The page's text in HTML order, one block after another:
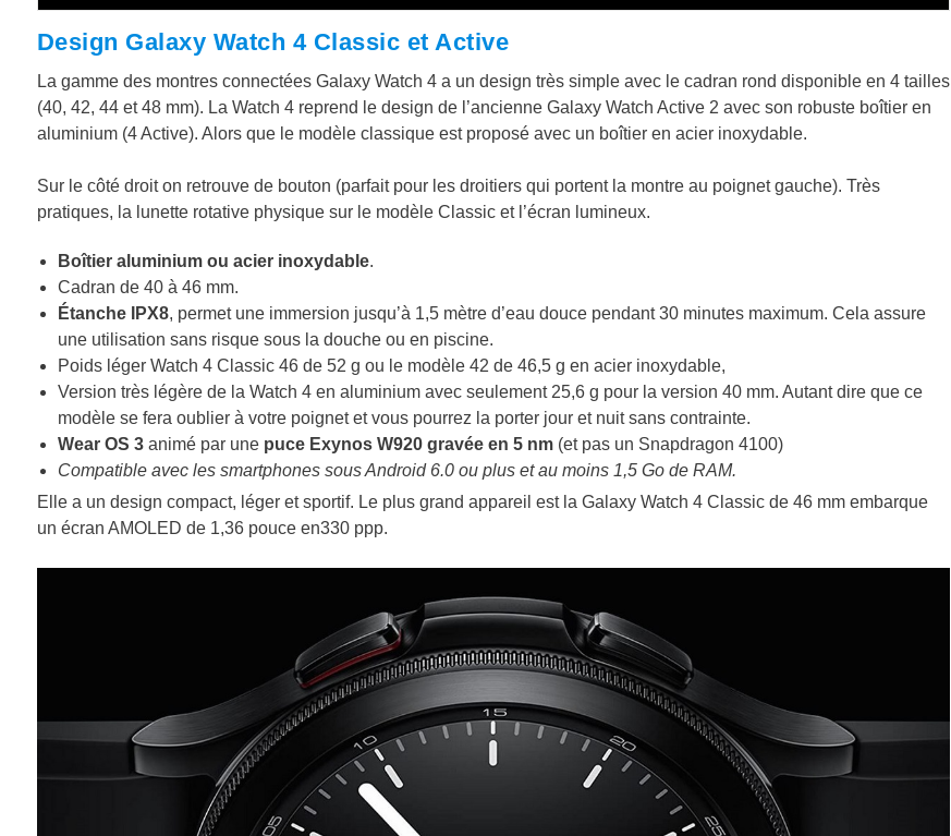
Design Galaxy Watch 4 Classic et Active
La gamme des montres connectées Galaxy Watch 4 a un design très simple avec le cadran rond disponible en 4 tailles
(40, 42, 44 et 48 mm). La Watch 4 reprend le design de l’ancienne Galaxy Watch Active 2 avec son robuste boîtier en
aluminium (4 Active). Alors que le modèle classique est proposé avec un boîtier en acier inoxydable.
Sur le côté droit on retrouve de bouton (parfait pour les droitiers qui portent la montre au poignet gauche). Très
pratiques, la lunette rotative physique sur le modèle Classic et l’écran lumineux.
Boîtier aluminium ou acier inoxydable.
Cadran de 40 à 46 mm.
Étanche IPX8, permet une immersion jusqu’à 1,5 mètre d’eau douce pendant 30 minutes maximum. Cela assure
une utilisation sans risque sous la douche ou en piscine.
Poids léger Watch 4 Classic 46 de 52 g ou le modèle 42 de 46,5 g en acier inoxydable,
Version très légère de la Watch 4 en aluminium avec seulement 25,6 g pour la version 40 mm. Autant dire que ce
modèle se fera oublier à votre poignet et vous pourrez la porter jour et nuit sans contrainte.
Wear OS 3animé par une puce Exynos W920 gravée en 5 nm(et pas un Snapdragon 4100)
Compatible avec les smartphones sous Android 6.0 ou plus et au moins 1,5 Go de RAM.
Elle a un design compact, léger et sportif. Le plus grand appareil est la Galaxy Watch 4 Classic de 46 mm embarque
un écran AMOLED de 1,36 pouce en330 ppp.